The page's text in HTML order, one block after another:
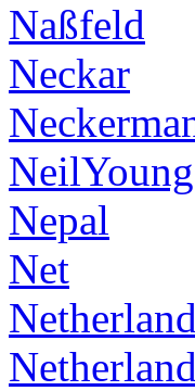
Naßfeld
Neckar
NeilYoung
Nepal
Net